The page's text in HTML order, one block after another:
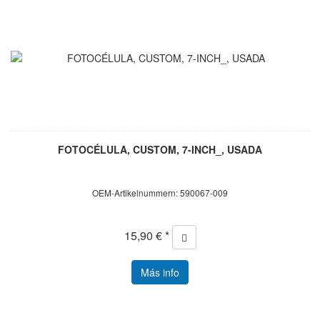
FOTOCÉLULA, CUSTOM, 7-INCH_, USADA
OEM-Artikelnummern: 590067-009
15,90 € *
Más info